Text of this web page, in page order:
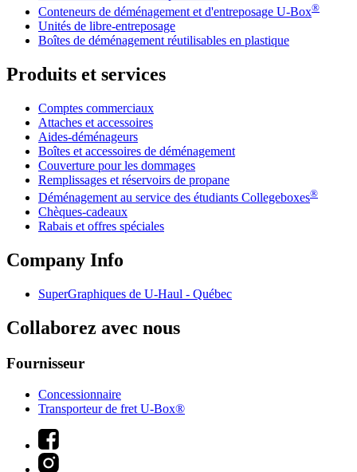
Conteneurs de déménagement et d'entreposage U-Box®
Unités de libre-entreposage
Boîtes de déménagement réutilisables en plastique
Produits et services
Comptes commerciaux
Attaches et accessoires
Aides-déménageurs
Boîtes et accessoires de déménagement
Couverture pour les dommages
Remplissages et réservoirs de propane
Déménagement au service des étudiants Collegeboxes®
Chèques-cadeaux
Rabais et offres spéciales
Company Info
SuperGraphiques de U-Haul - Québec
Collaborez avec nous
Fournisseur
Concessionnaire
Transporteur de fret U-Box®